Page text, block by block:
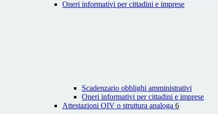
Oneri informativi per cittadini e imprese
Scadenzario obblighi amministrativi
Oneri informativi per cittadini e imprese
Attestazioni OIV o struttura analoga 6